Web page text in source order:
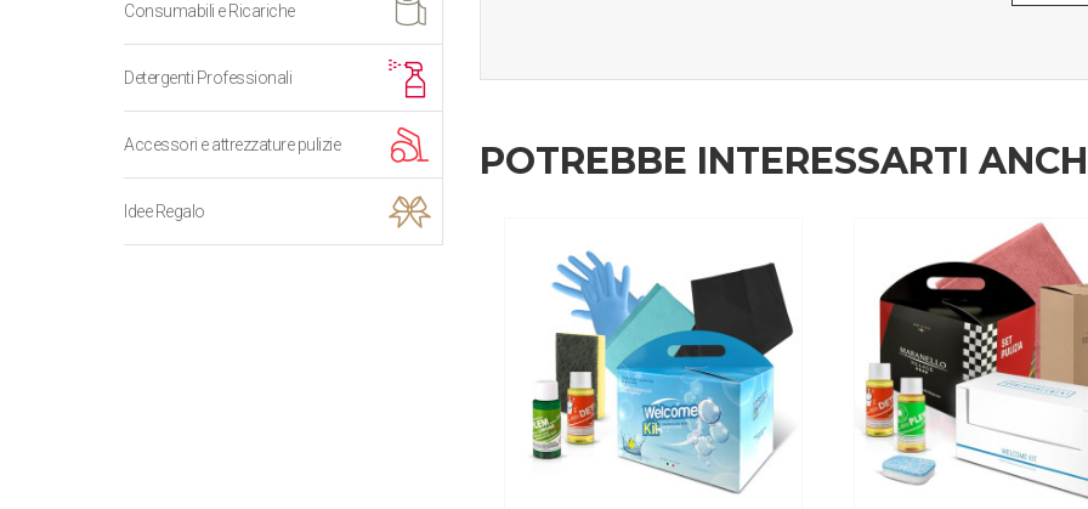
Consumabili e Ricariche
Detergenti Professionali
Accessori e attrezzature pulizie
Idee Regalo
POTREBBE INTERESSARTI